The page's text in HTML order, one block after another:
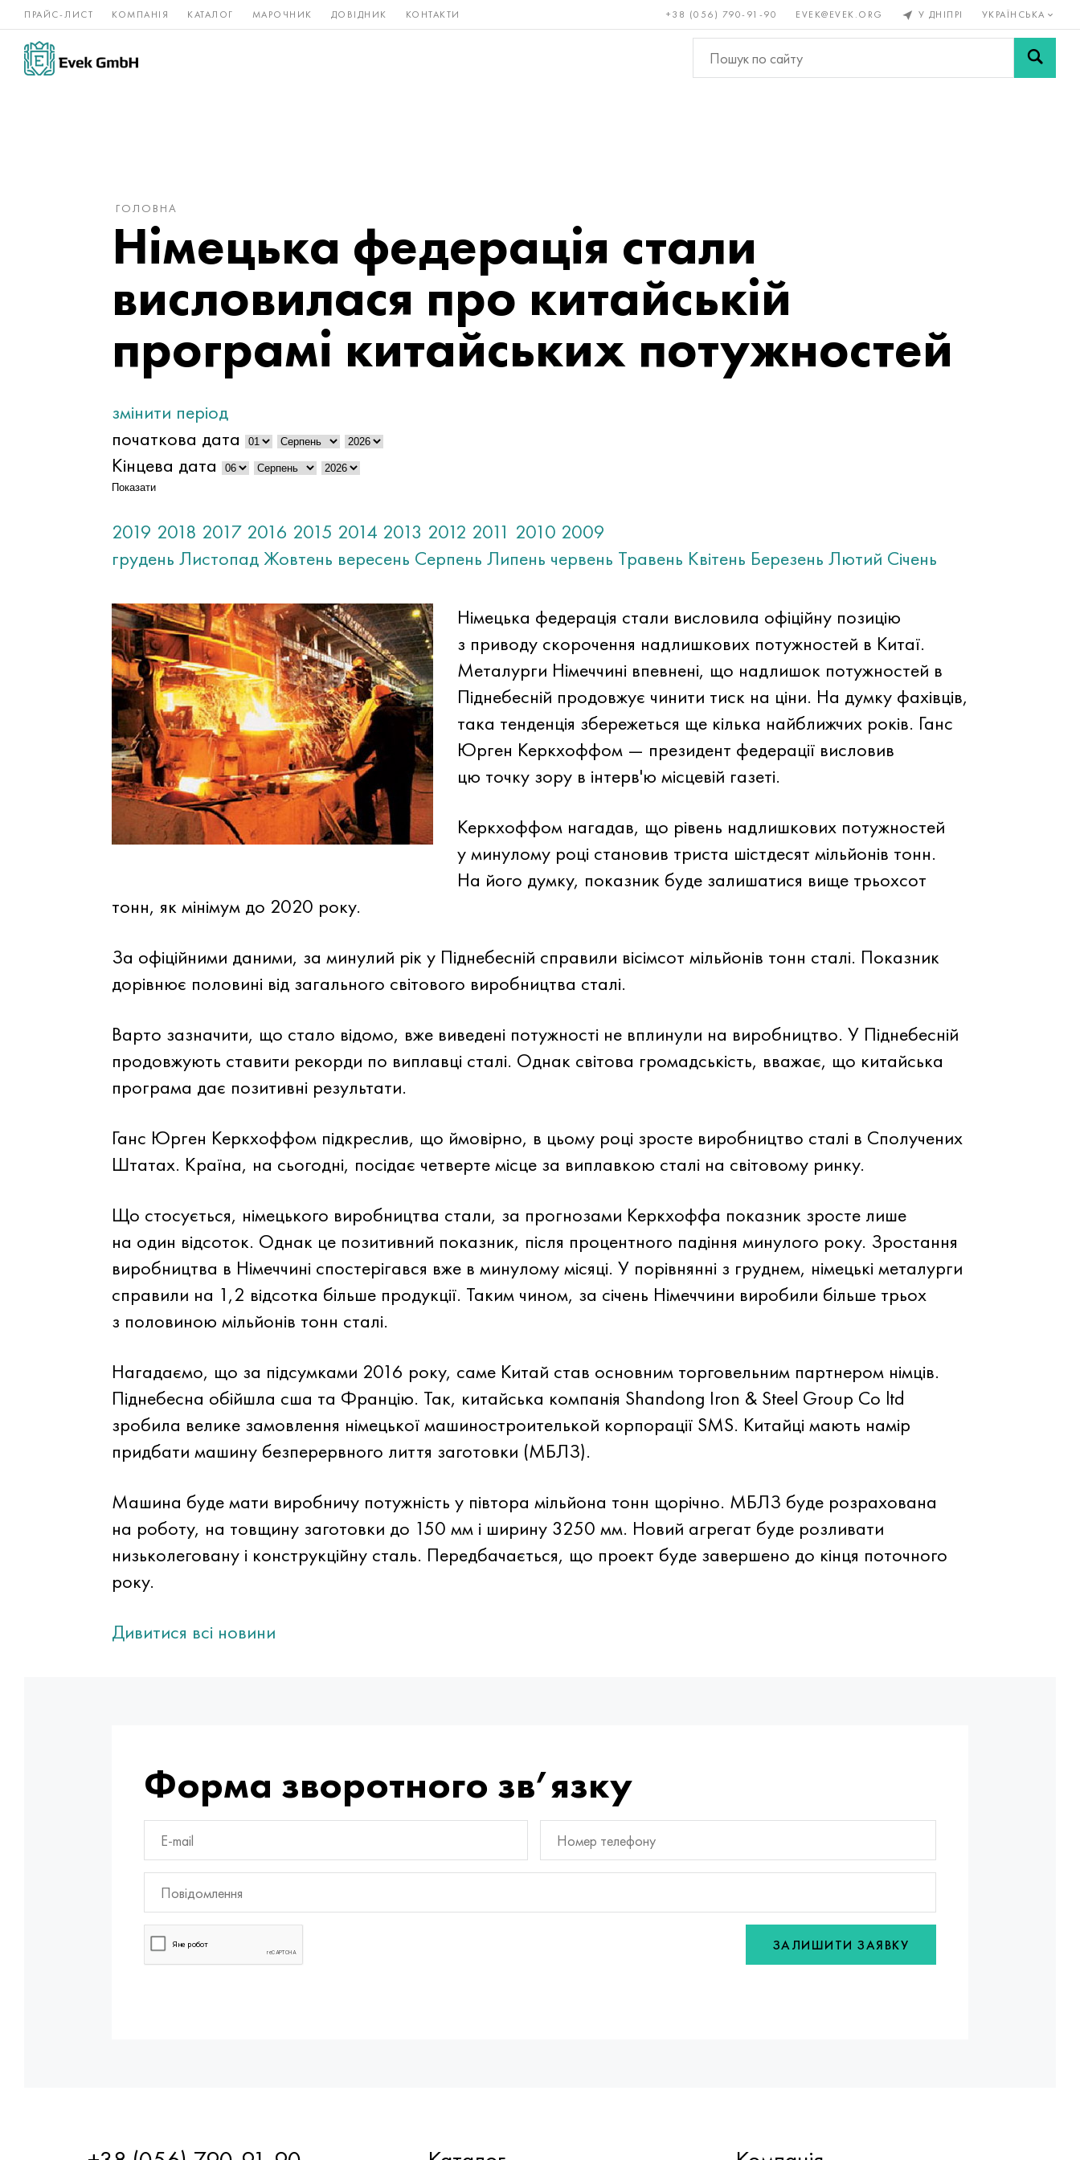
ПРАЙС-ЛИСТ КОМПАНІЯ КАТАЛОГ МАРОЧНИК ДОВІДНИК КОНТАКТИ +38 (056) 790-91-90 EVEK@EVEK.ORG У ДНІПРІ УКРАЇНСЬКА
Нікелеві
сплави
Рідкісні і Бронза, мідь, Кольорові
метали
Легована Сітки і
ГОЛОВНА
Німецька федерація стали
висловилася про китайській
програмі китайських потужностей
змінити період
початкова дата
Кінцева дата
Показати
2019 2018 2017 2016 2015 2014 2013 2012 2011 2010 2009
грудень ЛистопадЖовтень вересень Серпень Липень червень Травень Квітень Березень Лютий Січень
Німецька федерація стали висловила офіційну позицію
з приводу скорочення надлишкових потужностей в Китаї.
Металурги Німеччині впевнені, що надлишок потужностей в
Піднебесній продовжує чинити тиск на ціни. На думку фахівців,
така тенденція збережеться ще кілька найближчих років. Ганс
Юрген Керкхоффом — президент федерації висловив
цю точку зору в інтерв'ю місцевій газеті.
Керкхоффом нагадав, що рівень надлишкових потужностей
у минулому році становив триста шістдесят мільйонів тонн.
На його думку, показник буде залишатися вище трьохсот
тонн, як мінімум до 2020 року.
За офіційними даними, за минулий рік у Піднебесній справили вісімсот мільйонів тонн сталі. Показник
дорівнює половині від загального світового виробництва сталі.
Варто зазначити, що стало відомо, вже виведені потужності не вплинули на виробництво. У Піднебесній
продовжують ставити рекорди по виплавці сталі. Однак світова громадськість, вважає, що китайська
програма дає позитивні результати.
Ганс Юрген Керкхоффом підкреслив, що ймовірно, в цьому році зросте виробництво сталі в Сполучених
Штатах. Країна, на сьогодні, посідає четверте місце за виплавкою сталі на світовому ринку.
Що стосується, німецького виробництва стали, за прогнозами Керкхоффа показник зросте лише
на один відсоток. Однак це позитивний показник, після процентного падіння минулого року. Зростання
виробництва в Німеччині спостерігався вже в минулому місяці. У порівнянні з груднем, німецькі металурги
справили на 1,2 відсотка більше продукції. Таким чином, за січень Німеччини виробили більше трьох
з половиною мільйонів тонн сталі.
Нагадаємо, що за підсумками 2016 року, саме Китай став основним торговельним партнером німців.
Піднебесна обійшла сша та Францію. Так, китайська компанія Shandong Iron & Steel Group Co ltd
зробила велике замовлення німецької машиностроителькой корпорації SMS. Китайці мають намір
придбати машину безперервного лиття заготовки (МБЛЗ).
Машина буде мати виробничу потужність у півтора мільйона тонн щорічно. МБЛЗ буде розрахована
на роботу, на товщину заготовки до 150 мм і ширину 3250 мм. Новий агрегат буде розливати
низьколеговану і конструкційну сталь. Передбачається, що проект буде завершено до кінця поточного
року.
Дивитися всі новини
Форма зворотного зв’язку
ЗАЛИШИТИ ЗАЯВКУ